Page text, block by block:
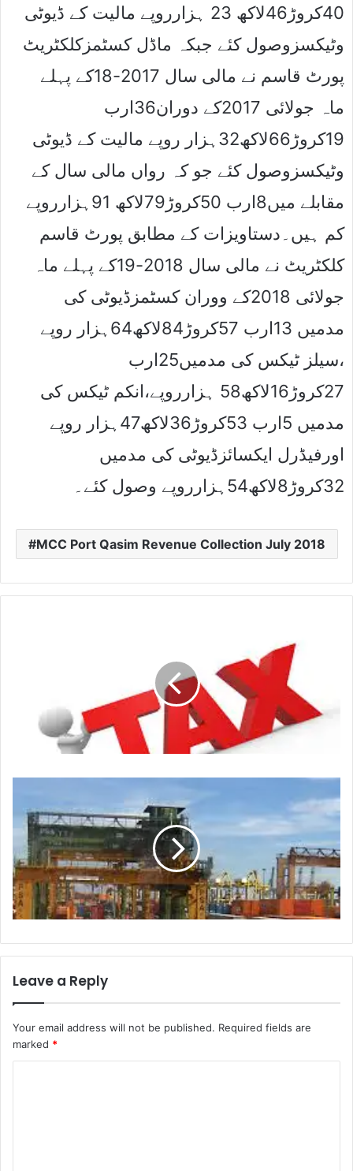
40کروڑ46لاکھ 23 ہزارروپے مالیت کے ڈیوٹی
وٹیکسزوصول کئے جبکہ ماڈل کسٹمزکلکٹریٹ
پورٹ قاسم نے مالی سال 2017-18کے پہلے
ماہ جولائی 2017کے دوران36ارب
19کروڑ66لاکھ32ہزار روپے مالیت کے ڈیوٹی
وٹیکسزوصول کئے جو کہ رواں مالی سال کے
مقابلے میں8ارب 50کروڑ79لاکھ 91ہزارروپے
کم ہیں۔دستاویزات کے مطابق پورٹ قاسم
کلکٹریٹ نے مالی سال 2018-19کے پہلے ماہ
جولائی 2018کے ووران کسٹمزڈیوٹی کی
مدمیں 13ارب 57کروڑ84لاکھ64ہزار روپے
،سیلز ٹیکس کی مدمیں25ارب
27کروڑ16لاکھ58 ہزارروپے،انکم ٹیکس کی
مدمیں 5ارب 53کروڑ36لاکھ47ہزار روپے
اورفیڈرل ایکسائزڈیوٹی کی مدمیں
32کروڑ8لاکھ54ہزارروپے وصول کئے۔
MCC Port Qasim Revenue Collection July 2018
Leave a Reply
Your email address will not be published. Required fields are
marked *